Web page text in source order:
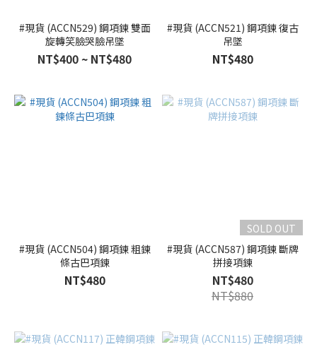
#現貨 (ACCN529) 鋼項鍊 雙面
旋轉笑臉哭臉吊墜
NT$400 ~ NT$480
#現貨 (ACCN521) 鋼項鍊 復古
吊墜
NT$480
#現貨 (ACCN504) 鋼項鍊 粗鍊
條古巴項鍊
NT$480
SOLD OUT
#現貨 (ACCN587) 鋼項鍊 斷牌
拼接項鍊
NT$480
NT$880